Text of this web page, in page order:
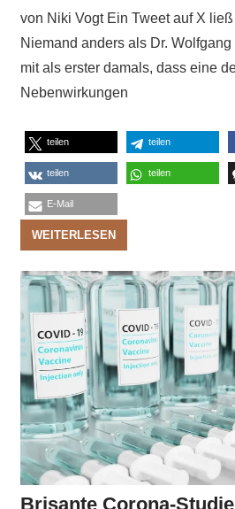
von Niki Vogt Ein Tweet auf X
Niemand anders als Dr.
mit als erster damals, dass eine
Nebenwirkungen
teilen teilen
teilen teilen
E-Mail
WEITERLESEN
Brisante Corona-Studie